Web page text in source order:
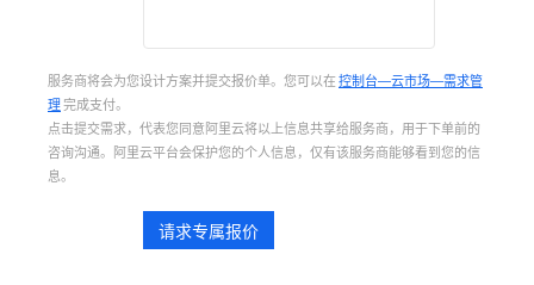
服务商将会为您设计方案并提交报价单。您可以在控制台—云市场—需求管
理完成支付。
点击提交需求，代表您同意阿里云将以上信息共享给服务商，用于下单前的
咨询沟通。阿里云平台会保护您的个人信息，仅有该服务商能够看到您的信
息。
请求专属报价